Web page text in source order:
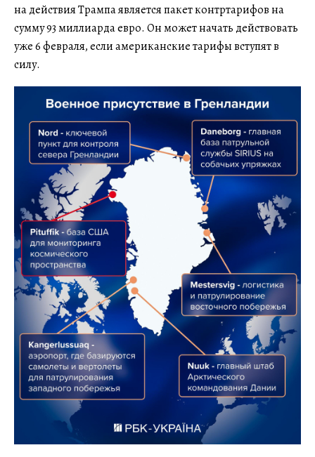
на действия Трампа является пакет контртарифов на
сумму 93 миллиарда евро. Он может начать действовать
уже 6 февраля, если американские тарифы вступят в
силу.